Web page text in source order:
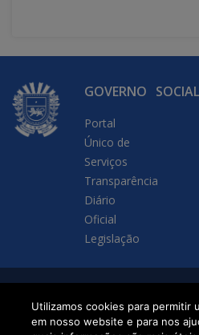
GOVERNO
Portal
Único de
Serviços
Transparência
Diário
Oficial
Legislação
SOCIAL
SETDIG | Secretaria-
Executiva de
Utilizamos cookies para permitir
em nosso website e para nos